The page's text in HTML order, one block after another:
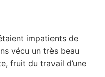
impatients de
vécu un très beau
fruit du travail d’une